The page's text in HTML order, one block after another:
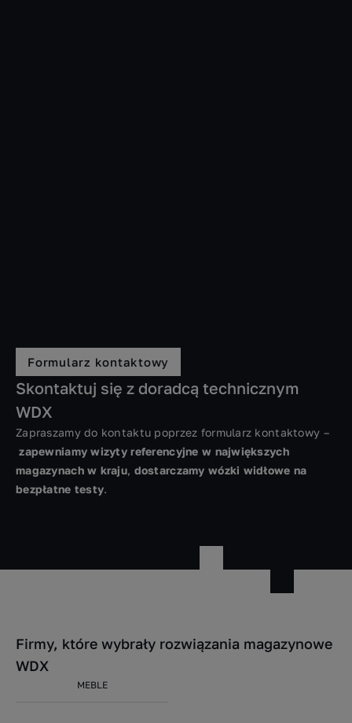
Formularz kontaktowy
Skontaktuj się z doradcą technicznym
WDX
Zapraszamy do kontaktu poprzez formularz kontaktowy –
zapewniamy wizyty referencyjne w największych
magazynach w kraju, dostarczamy wózki widłowe na
bezpłatne testy.
Firmy, które wybrały rozwiązania magazynowe
WDX
MEBLE